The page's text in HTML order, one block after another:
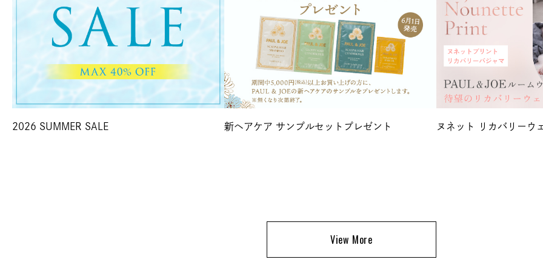
2026 SUMMER SALE 新ヘアケア サンプルセットプレゼント ヌネット リカバリーウ
View More